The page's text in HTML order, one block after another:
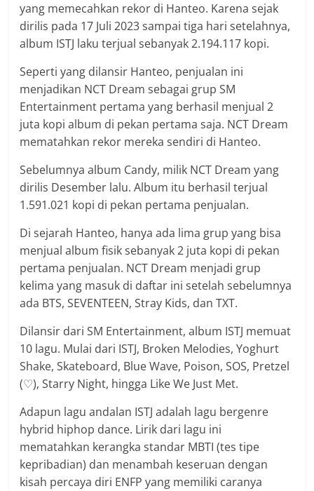
yang memecahkan rekor di Hanteo. Karena sejak
dirilis pada 17 Juli 2023 sampai tiga hari setelahnya,
album ISTJ laku terjual sebanyak 2.194.117 kopi.
Seperti yang dilansir Hanteo, penjualan ini
menjadikan NCT Dream sebagai grup SM
Entertainment pertama yang berhasil menjual 2
juta kopi album di pekan pertama saja. NCT Dream
mematahkan rekor mereka sendiri di Hanteo.
Sebelumnya album Candy, milik NCT Dream yang
dirilis Desember lalu. Album itu berhasil terjual
1.591.021 kopi di pekan pertama penjualan.
Di sejarah Hanteo, hanya ada lima grup yang bisa
menjual album fisik sebanyak 2 juta kopi di pekan
pertama penjualan. NCT Dream menjadi grup
kelima yang masuk di daftar ini setelah sebelumnya
ada BTS, SEVENTEEN, Stray Kids, dan TXT.
Dilansir dari SM Entertainment, album ISTJ memuat
10 lagu. Mulai dari ISTJ, Broken Melodies, Yoghurt
Shake, Skateboard, Blue Wave, Poison, SOS, Pretzel
(♡), Starry Night, hingga Like We Just Met.
Adapun lagu andalan ISTJ adalah lagu bergenre
hybrid hiphop dance. Lirik dari lagu ini
mematahkan kerangka standar MBTI (tes tipe
kepribadian) dan menambah keseruan dengan
kisah percaya diri ENFP yang memiliki caranya